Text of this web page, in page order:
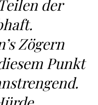
der
Zögern
Punkt